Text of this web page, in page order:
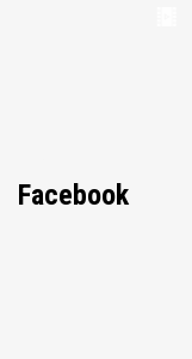
Facebook